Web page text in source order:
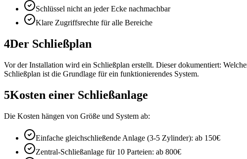
Schlüssel nicht an jeder Ecke nachmachbar
Klare Zugriffsrechte für alle Bereiche
4Der Schließplan
Vor der Installation wird ein Schließplan erstellt. Dieser dokumentiert:
Schließplan ist die Grundlage für ein funktionierendes System.
5Kosten einer Schließanlage
Die Kosten hängen von Größe und System ab:
Einfache gleichschließende Anlage (3-5 Zylinder): ab 150€
Zentral-Schließanlage für 10 Parteien: ab 800€